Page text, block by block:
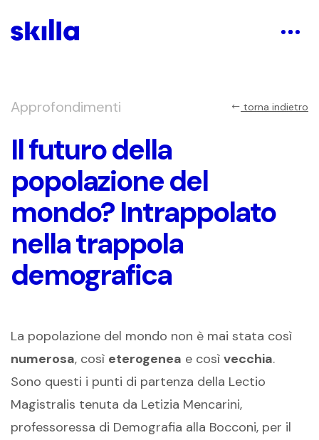
Approfondimenti torna indietro
Il futuro della
popolazione del
mondo? Intrappolato
nella trappola
demografica
La popolazione del mondo non è mai stata così
numerosa, così eterogenea e così vecchia.
Sono questi i punti di partenza della Lectio
Magistralis tenuta da Letizia Mencarini,
professoressa di Demografia alla Bocconi, per il